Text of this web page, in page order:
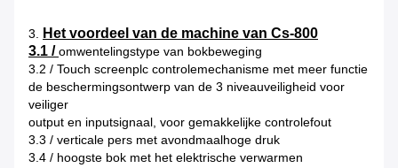
3. Het voordeel van de machine van Cs-800
3.1 / omwentelingstype van bokbeweging
3.2 / Touch screenplc controlemechanisme met meer functie
de beschermingsontwerp van de 3 niveauveiligheid voor
veiliger
output en inputsignaal, voor gemakkelijke controlefout
3.3 / verticale pers met avondmaalhoge druk
3.4 / hoogste bok met het elektrische verwarmen